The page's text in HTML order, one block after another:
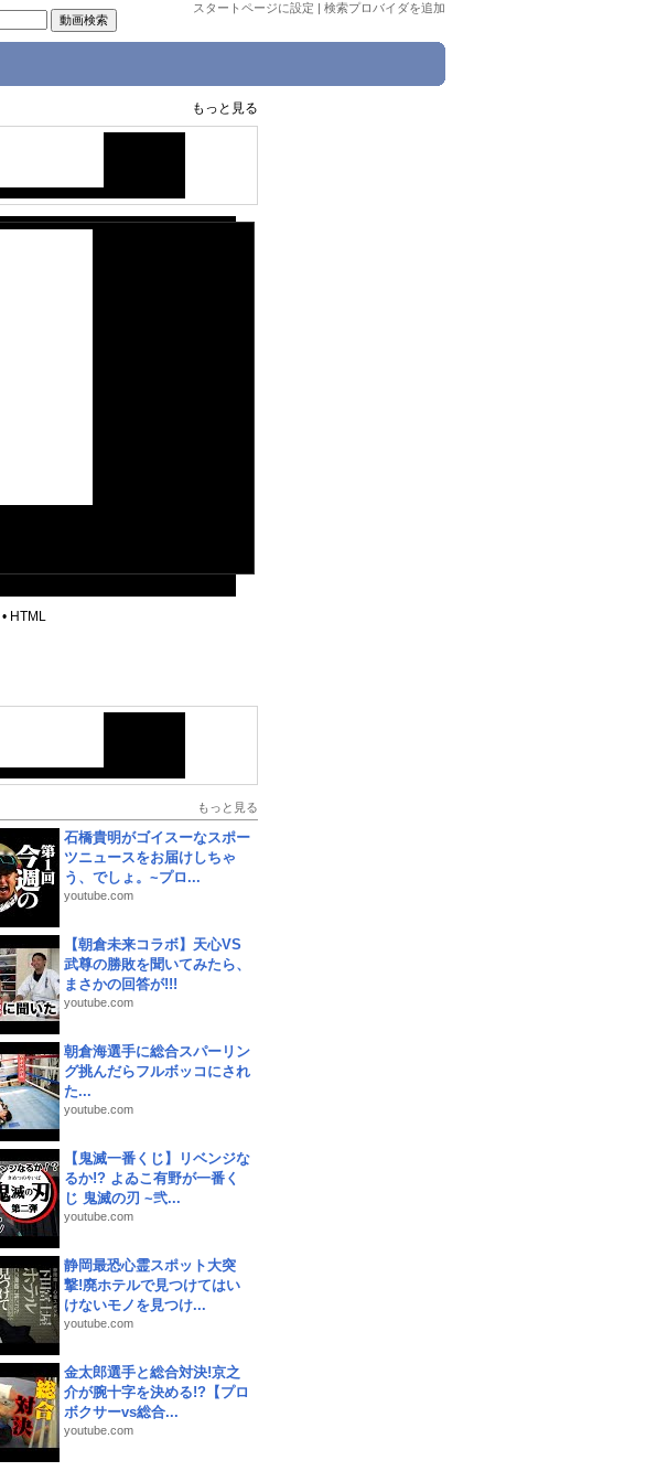
スタートページに設定 | 検索プロバイダを追加
もっと見る
• HTML
もっと見る
石橋貴明がゴイスーなスポー
ツニュースをお届けしちゃ
う、でしょ。~プロ...
youtube.com
【朝倉未来コラボ】天心VS
武尊の勝敗を聞いてみたら、
まさかの回答が!!!
youtube.com
朝倉海選手に総合スパーリン
グ挑んだらフルボッコにされ
た...
youtube.com
【鬼滅一番くじ】リベンジな
るか!? よゐこ有野が一番く
じ 鬼滅の刃 ~弐...
youtube.com
静岡最恐心霊スポット大突
撃!廃ホテルで見つけてはい
けないモノを見つけ...
youtube.com
金太郎選手と総合対決!京之
介が腕十字を決める!?【プロ
ボクサーvs総合...
youtube.com